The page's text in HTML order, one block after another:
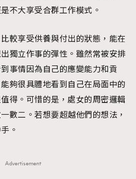
不大享受合群工作模式。
較享受供養與付出的狀態，能在
獨立作事的彈性。雖然常被安排
事情因為自己的應變能力和貢
夠很具體地看到自己在局面中的
得。可惜的是，處女的周密邏輯
數二。若想要超越他們的想法，
。
Advertisement